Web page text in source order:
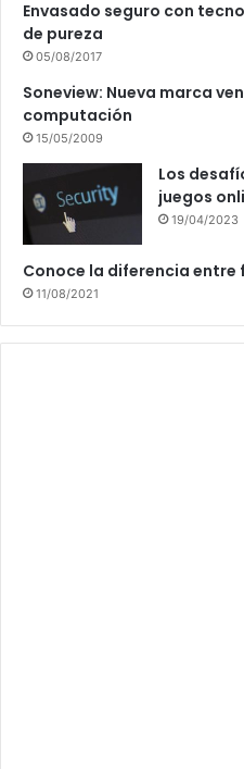
Envasado seguro con
de pureza
05/08/2017
Soneview: Nueva marca
computación
15/05/2009
Los
juegos
19/04/2023
Conoce la diferencia
11/08/2021